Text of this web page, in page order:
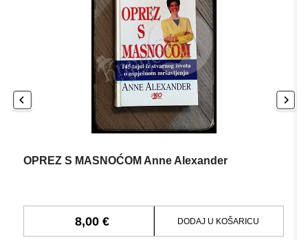
OPREZ S MASNOĆOM Anne Alexander
8,00 € DODAJ U KOŠARICU